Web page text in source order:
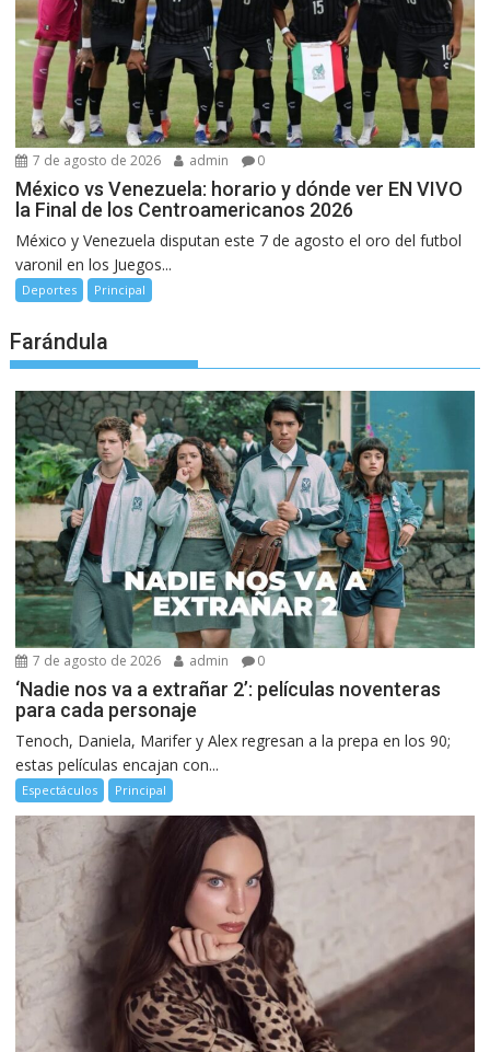
7 de agosto de 2026 admin 0
México vs Venezuela: horario y dónde ver EN VIVO
la Final de los Centroamericanos 2026
México y Venezuela disputan este 7 de agosto el oro del futbol
varonil en los Juegos...
Deportes Principal
Farándula
7 de agosto de 2026 admin 0
‘Nadie nos va a extrañar 2’: películas noventeras
para cada personaje
Tenoch, Daniela, Marifer y Alex regresan a la prepa en los 90;
estas películas encajan con...
Espectáculos Principal